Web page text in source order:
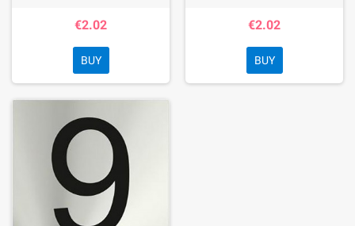
€2.02
BUY
€2.02
BUY